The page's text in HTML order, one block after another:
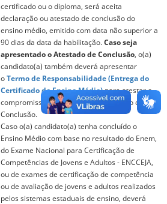
certificado ou o diploma, será aceita
declaração ou atestado de conclusão do
ensino médio, emitido com data não superior a
90 dias da data da habilitação. Caso seja
apresentado o Atestado de Conclusão , o(a)
candidato(a) também deverá apresentar
oTermo de Responsabilidade (Entrega do
Certificado do Ensino Médio)para atestar o
compromisso de entrega do Certificado de
Conclusão.
Caso o(a) candidato(a) tenha concluído o
Ensino Médio com base no resultado do Enem,
do Exame Nacional para Certificação de
Competências de Jovens e Adultos - ENCCEJA,
ou de exames de certificação de competência
ou de avaliação de jovens e adultos realizados
pelos sistemas estaduais de ensino, deverá